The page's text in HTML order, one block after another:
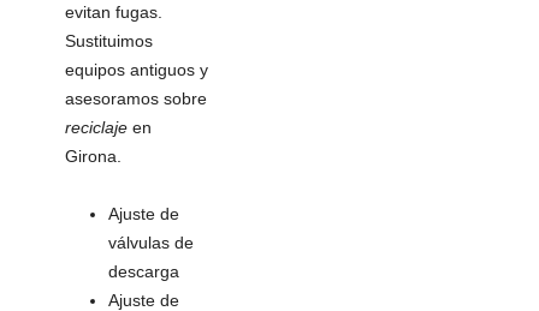
evitan fugas.
Sustituimos
equipos antiguos y
asesoramos sobre
reciclaje en
Girona.
Ajuste de
válvulas de
descarga
Ajuste de